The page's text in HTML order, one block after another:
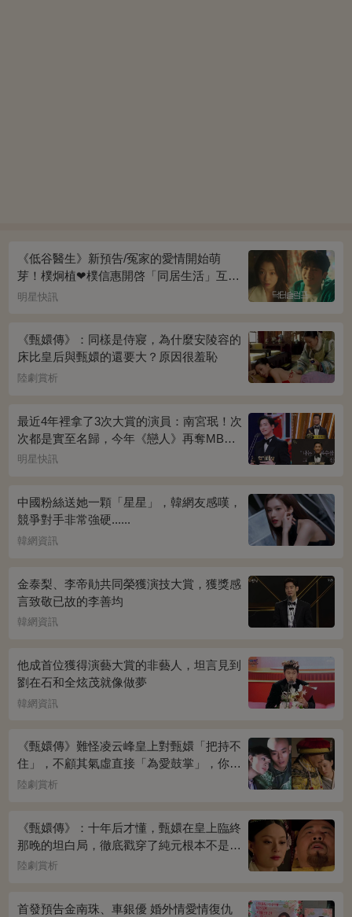
《低谷醫生》新預告/冤家的愛情開始萌
芽！樸炯植❤樸信惠開啓「同居生活」互相
共鳴、安慰~
明星快訊
《甄嬛傳》：同樣是侍寢，為什麼安陵容的
床比皇后與甄嬛的還要大？原因很羞恥
陸劇賞析
最近4年裡拿了3次大賞的演員：南宮珉！次
次都是實至名歸，今年《戀人》再奪MBC
演技大賞
明星快訊
中國粉絲送她一顆「星星」，韓網友感嘆，
競爭對手非常強硬......
韓網資訊
金泰梨、李帝勛共同榮獲演技大賞，獲獎感
言致敬已故的李善均
韓網資訊
他成首位獲得演藝大賞的非藝人，坦言見到
劉在石和全炫茂就像做夢
韓網資訊
《甄嬛傳》難怪凌云峰皇上對甄嬛「把持不
住」，不顧其氣虛直接「為愛鼓掌」，你看
桌上放的啥？簡直一目了然
陸劇賞析
《甄嬛傳》：十年后才懂，甄嬛在皇上臨終
那晚的坦白局，徹底戳穿了純元根本不是被
宜修害死的真相！
陸劇賞析
首發預告金南珠、車銀優 婚外情愛情復仇